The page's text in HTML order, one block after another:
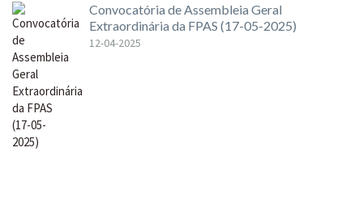
Convocatória de Assembleia Geral
Extraordinária da FPAS (17-05-2025)
12-04-2025